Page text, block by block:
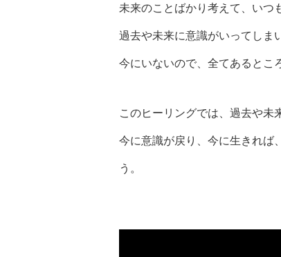
未来のことばかり考えて、いつ
過去や未来に意識がいってしま
今にいないので、全てあるとこ
このヒーリングでは、過去や未
今に意識が戻り、今に生きれば
う。